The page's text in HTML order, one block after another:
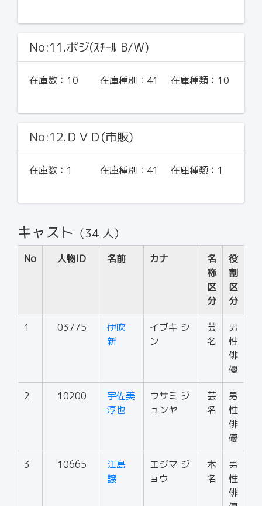
No:11.ポジ(ｽﾁｰﾙ B/W)
在庫数： 10 在庫種別： 41 在庫種類： 10
No:12.ＤＶＤ(市販)
在庫数： 1 在庫種別： 41 在庫種類： 1
キャスト （34 人）
No 人物ID 名前 カナ
名
称
区
分
役
割
区
分
1 03775
伊吹
新
イブキ シ
ン
芸
名
男
性
俳
優
2 10200
宇佐美
淳也
ウサミ ジ
ュンヤ
芸
名
男
性
俳
優
3 10665
江島
譲
エジマ ジ
ョウ
本
名
男
性
俳